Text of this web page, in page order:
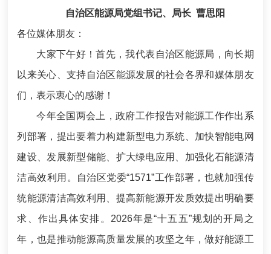
自治区能源局党组书记、局长曹思阳
各位媒体朋友：
大家下午好！首先，我代表自治区能源局，向长期
以来关心、支持自治区能源发展的社会各界和媒体朋友
们，表示衷心的感谢！
今年全国两会上，政府工作报告对能源工作作出系
列部署，提出要着力构建新型电力系统、加快智能电网
建设、发展新型储能、扩大绿电应用、加强化石能源清
洁高效利用。自治区党委“1571”工作部署，也就加强传
统能源清洁高效利用、提高新能源开发质效提出明确要
求、作出具体安排。2026年是“十五五”规划的开局之
年，也是推动能源高质量发展的攻坚之年，做好能源工